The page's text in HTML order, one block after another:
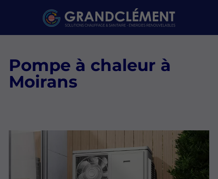
Pompe à chaleur à
Moirans